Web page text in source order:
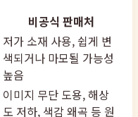
비공식 판매처
저가 소재 사용, 쉽게 변
색되거나 마모될 가능성
높음
이미지 무단 도용, 해상
도 저하, 색감 왜곡 등 원